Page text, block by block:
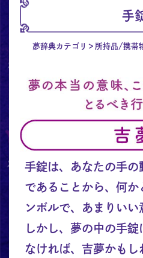
手
夢辞典カテゴリ 所持品/携帯
手錠は、あなたの手の
であることから、何か
ンボルで、あまりいい
しかし、夢の中の手
なければ、吉夢かも